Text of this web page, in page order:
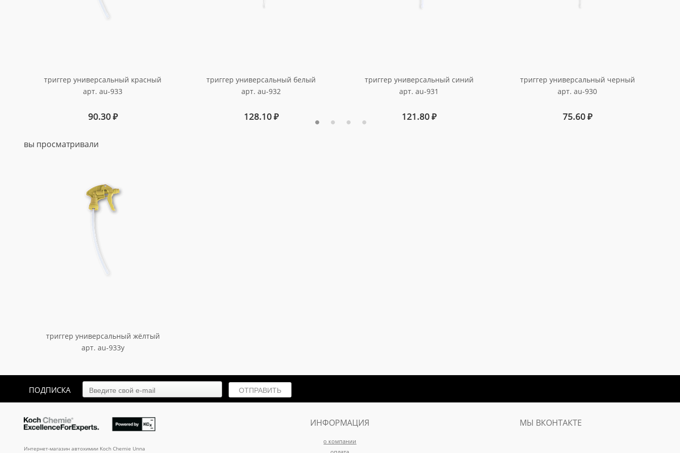
триггер универсальный красный
арт. au-933
90.30₽
триггер универсальный белый
арт. au-932
128.10₽
триггер универсальный синий
арт. au-931
121.80₽
триггер универсальный черный
арт. au-930
75.60₽
вы просматривали
триггер универсальный жёлтый
арт. au-933y
90.30₽
ПОДПИСКА ОТПРАВИТЬ
Интернет-магазин автохимии Koch Chemie Unna
ИНФОРМАЦИЯ
о компании
МЫ ВКОНТАКТЕ